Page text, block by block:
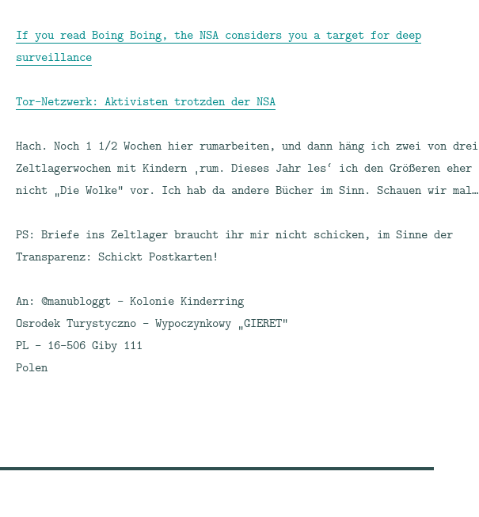
If you read Boing Boing, the NSA considers you a target for deep
surveillance
Tor-Netzwerk: Aktivisten trotzden der NSA
Hach. Noch 1 1/2 Wochen hier rumarbeiten, und dann häng ich zwei von drei
Zeltlagerwochen mit Kindern ‚rum. Dieses Jahr les‘ ich den Größeren eher
nicht „Die Wolke“ vor. Ich hab da andere Bücher im Sinn. Schauen wir mal…
PS: Briefe ins Zeltlager braucht ihr mir nicht schicken, im Sinne der
Transparenz: Schickt Postkarten!
An: @manubloggt – Kolonie Kinderring
Osrodek Turystyczno – Wypoczynkowy „GIERET“
PL – 16-506 Giby 111
Polen